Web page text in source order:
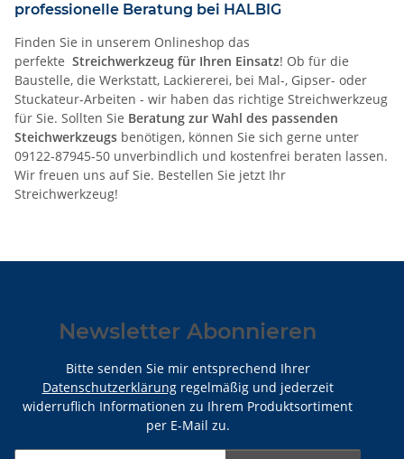
professionelle Beratung bei HALBIG
Finden Sie in unserem Onlineshop das
perfekte Streichwerkzeug für Ihren Einsatz! Ob für die
Baustelle, die Werkstatt, Lackiererei, bei Mal-, Gipser- oder
Stuckateur-Arbeiten - wir haben das richtige Streichwerkzeug
für Sie. Sollten Sie Beratung zur Wahl des passenden
Steichwerkzeugs benötigen, können Sie sich gerne unter
09122-87945-50 unverbindlich und kostenfrei beraten lassen.
Wir freuen uns auf Sie. Bestellen Sie jetzt Ihr
Streichwerkzeug!
Newsletter Abonnieren
Bitte senden Sie mir entsprechend Ihrer
Datenschutzerklärungregelmäßig und jederzeit
widerruflich Informationen zu Ihrem Produktsortiment
per E-Mail zu.